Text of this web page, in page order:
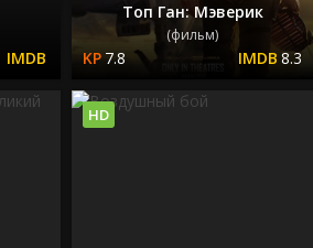
Топ Ган: Мэверик
(фильм)
7.8 8.3
HD